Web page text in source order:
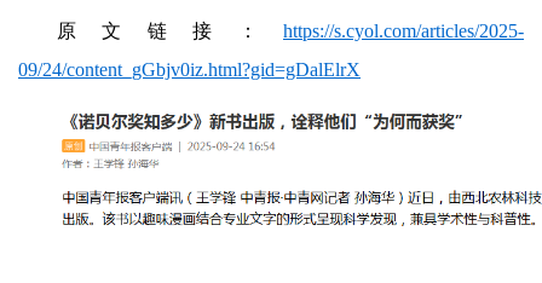
原文链接： https://s.cyol.com/articles/2025-
09/24/content_gGbjv0iz.html?gid=gDalElrX